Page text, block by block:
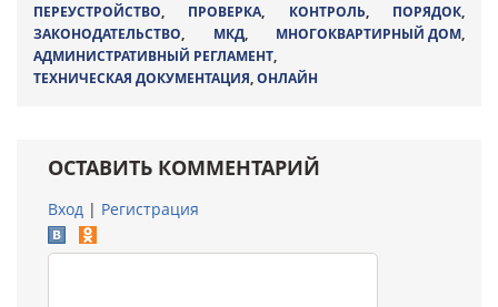
ПЕРЕУСТРОЙСТВО, ПРОВЕРКА, КОНТРОЛЬ, ПОРЯДОК,
ЗАКОНОДАТЕЛЬСТВО, МКД, МНОГОКВАРТИРНЫЙ ДОМ,
АДМИНИСТРАТИВНЫЙ РЕГЛАМЕНТ,
ТЕХНИЧЕСКАЯ ДОКУМЕНТАЦИЯ,ОНЛАЙН
ОСТАВИТЬ КОММЕНТАРИЙ
Вход | Регистрация